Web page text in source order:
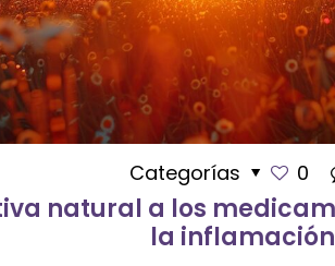
Categorías 0
natural a los
la inflamación